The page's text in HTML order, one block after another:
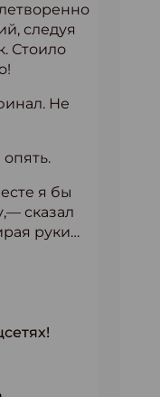
следуя
Стоило
Не
я бы
сказал
руки…